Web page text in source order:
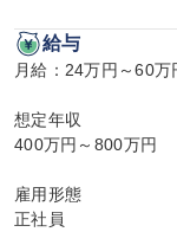
給与
月給：24万円～60万
想定年収
400万円～800万円
雇用形態
正社員